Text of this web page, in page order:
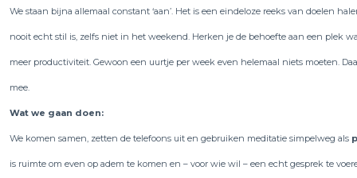
We staan bijna allemaal constant ‘aan’. Het is een eindeloze reeks van doelen
nooit echt stil is, zelfs niet in het weekend. Herken je de behoefte aan een plek
meer productiviteit. Gewoon een uurtje per week even helemaal niets moeten.
mee.
Wat we gaan doen:
We komen samen, zetten de telefoons uit en gebruiken meditatie simpelweg als
is ruimte om even op adem te komen en – voor wie wil – een echt gesprek te